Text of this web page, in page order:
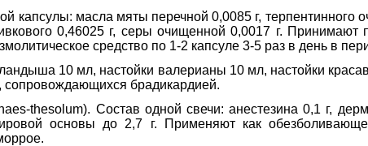
капсулы: масла мяты перечной 0,0085 г, терпентинного
0,46025 г, серы очищенной 0,0017 г. Принимают
средство по 1-2 капсуле 3-5 раз в день в
10 мл, настойки валерианы 10 мл, настойки
сопровождающихся брадикардией.
thesolum). Состав одной свечи: анестезина 0,1 г,
основы до 2,7 г. Применяют как